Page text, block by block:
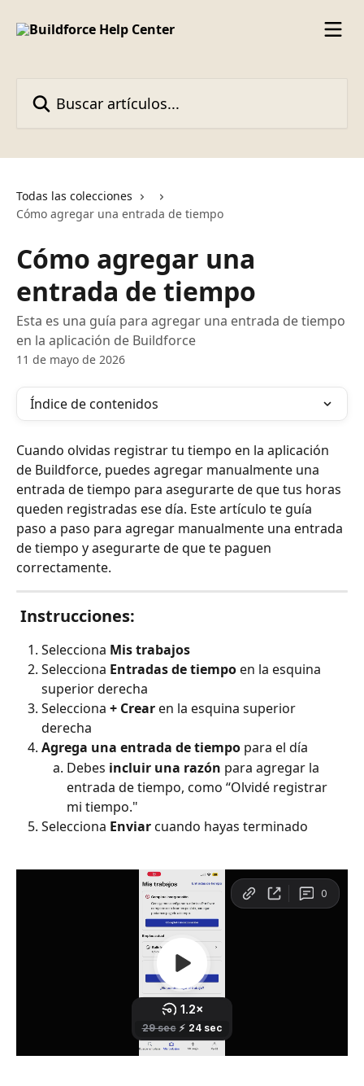
Todas las colecciones
Cómo agregar una entrada de tiempo
Cómo agregar una
entrada de tiempo
Esta es una guía para agregar una entrada de tiempo
en la aplicación de Buildforce
11 de mayo de 2026
Índice de contenidos
Cuando olvidas registrar tu tiempo en la aplicación
de Buildforce, puedes agregar manualmente una
entrada de tiempo para asegurarte de que tus horas
queden registradas ese día. Este artículo te guía
paso a paso para agregar manualmente una entrada
de tiempo y asegurarte de que te paguen
correctamente.
Instrucciones:
Selecciona Mis trabajos
Selecciona Entradas de tiempo en la esquina
superior derecha
Selecciona + Crear en la esquina superior
derecha
Agrega una entrada de tiempo para el día
Debes incluir una razón para agregar la
entrada de tiempo, como “Olvidé registrar
mi tiempo."
Selecciona Enviar cuando hayas terminado